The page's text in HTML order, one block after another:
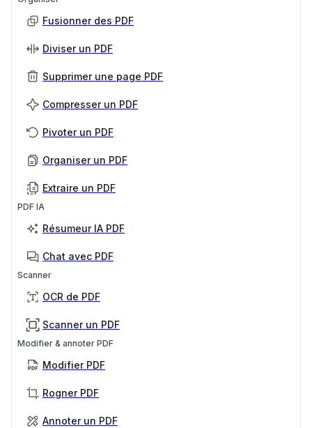
Fusionner des PDF
Diviser un PDF
Supprimer une page PDF
Compresser un PDF
Pivoter un PDF
Organiser un PDF
Extraire un PDF
PDF IA
Résumeur IA PDF
Chat avec PDF
Scanner
OCR de PDF
Scanner un PDF
Modifier & annoter PDF
Modifier PDF
Rogner PDF
Annoter un PDF